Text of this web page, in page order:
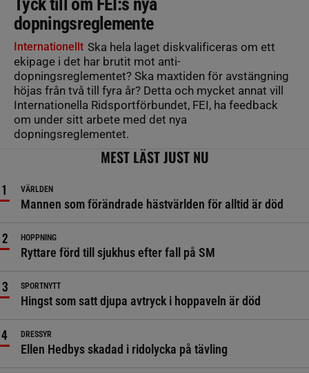
Tyck till om FEI:s nya
dopningsreglemente
Internationellt Ska hela laget diskvalificeras om ett
ekipage i det har brutit mot anti-
dopningsreglementet? Ska maxtiden för avstängning
höjas från två till fyra år? Detta och mycket annat vill
Internationella Ridsportförbundet, FEI, ha feedback
om under sitt arbete med det nya
dopningsreglementet.
MEST LÄST JUST NU
VÄRLDEN
Mannen som förändrade hästvärlden för alltid är död
HOPPNING
Ryttare förd till sjukhus efter fall på SM
SPORTNYTT
Hingst som satt djupa avtryck i hoppaveln är död
DRESSYR
Ellen Hedbys skadad i ridolycka på tävling